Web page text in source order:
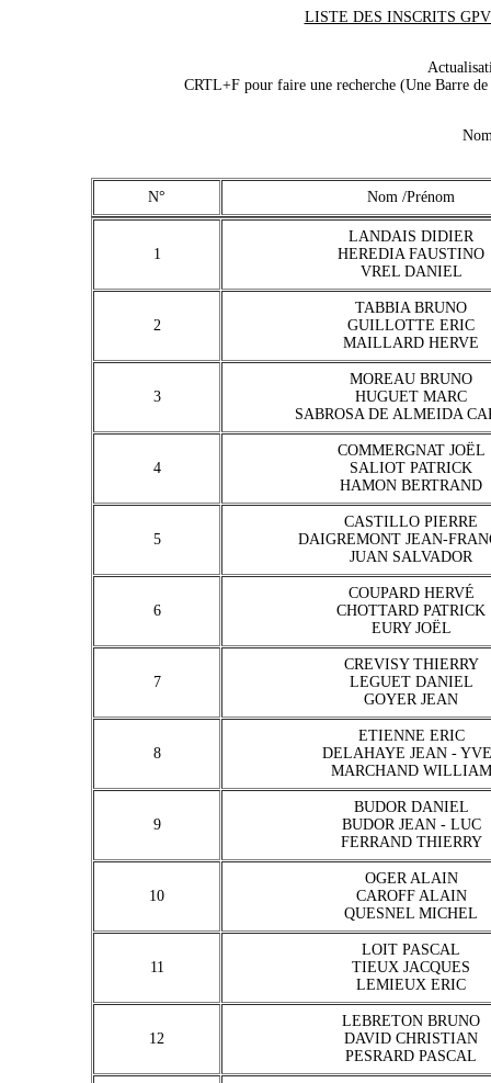
LISTE DES INSCRITS
CRTL+F pour faire une recherche (Une Barre
N° Nom /Prénom
1
LANDAIS DIDIER
HEREDIA FAUSTINO
VREL DANIEL
2
TABBIA BRUNO
GUILLOTTE ERIC
MAILLARD HERVE
3
MOREAU BRUNO
HUGUET MARC
SABROSA DE ALMEIDA
4
COMMERGNAT JOËL
SALIOT PATRICK
HAMON BERTRAND
5
CASTILLO PIERRE
DAIGREMONT JEAN-
JUAN SALVADOR
6
COUPARD HERVÉ
CHOTTARD PATRICK
EURY JOËL
7
CREVISY THIERRY
LEGUET DANIEL
GOYER JEAN
8
ETIENNE ERIC
DELAHAYE JEAN -
MARCHAND WILLIAM
9
BUDOR DANIEL
BUDOR JEAN - LUC
FERRAND THIERRY
10
OGER ALAIN
CAROFF ALAIN
QUESNEL MICHEL
11
LOIT PASCAL
TIEUX JACQUES
LEMIEUX ERIC
12
LEBRETON BRUNO
DAVID CHRISTIAN
PESRARD PASCAL